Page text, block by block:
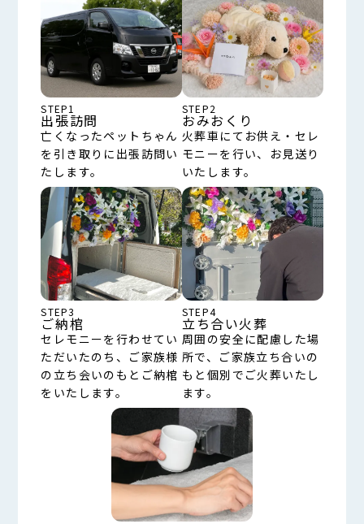
STEP1
出張訪問
亡くなったペットちゃん
を引き取りに出張訪問い
たします。
STEP2
おみおくり
火葬車にてお供え・セレ
モニーを行い、お見送り
いたします。
STEP3
ご納棺
セレモニーを行わせてい
ただいたのち、ご家族様
の立ち会いのもとご納棺
をいたします。
STEP4
立ち合い火葬
周囲の安全に配慮した場
所で、ご家族立ち合いの
もと個別でご火葬いたし
ます。